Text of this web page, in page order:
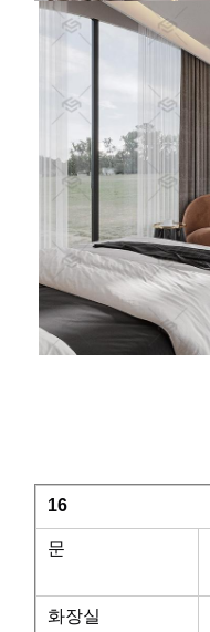
16
문
화장실